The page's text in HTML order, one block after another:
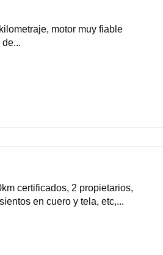
motor muy fiable
certificados, 2 propietarios,
en cuero y tela, etc,...